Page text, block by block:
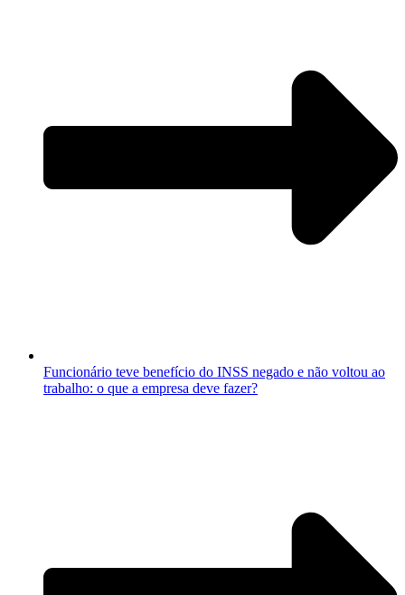
Funcionário teve benefício do INSS negado e não voltou ao
trabalho: o que a empresa deve fazer?